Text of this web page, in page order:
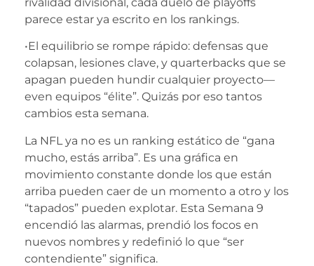
parece estar ya escrito en los rankings.
•El equilibrio se rompe rápido: defensas que
colapsan, lesiones clave, y quarterbacks que se
apagan pueden hundir cualquier proyecto—
even equipos “élite”. Quizás por eso tantos
cambios esta semana.
La NFL ya no es un ranking estático de “gana
mucho, estás arriba”. Es una gráfica en
movimiento constante donde los que están
arriba pueden caer de un momento a otro y los
“tapados” pueden explotar. Esta Semana 9
encendió las alarmas, prendió los focos en
nuevos nombres y redefinió lo que “ser
contendiente” significa.